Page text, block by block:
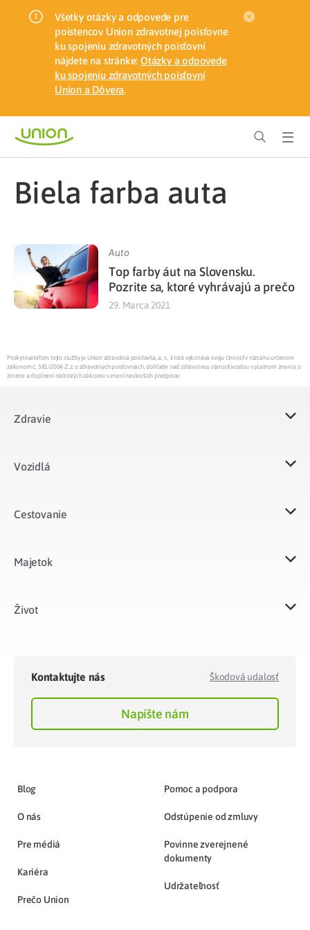
Všetky otázky a odpovede pre
poistencov Union zdravotnej poisťovne
ku spojeniu zdravotných poisťovní
nájdete na stránke: Otázky a odpovede
ku spojeniu zdravotných poisťovní
Union a Dôvera.
biela farba auta
Auto
Top farby áut na Slovensku.
Pozrite sa, ktoré vyhrávajú a prečo
29. Marca 2021
Poskytovateľom tejto služby je Union zdravotná poisťovňa, a. s., ktorá vykonáva svoju činnosť v rozsahu určenom
zákonom č. 581/2004 Z.z. o zdravotných poisťovniach, dohľade nad zdravotnou starostlivosťou v platnom znení a o
zmene a doplnení niektorých zákonov v znení neskorších predpisov.
Zdravie
Vozidlá​
Cestovanie
Majetok​
Život​
Kontaktujte nás Škodová udalosť
Napíšte nám
Blog
O nás
Pre médiá
Kariéra
Prečo Union
Pomoc a podpora
Odstúpenie od zmluvy
Povinne zverejnené
dokumenty
Udržateľnosť